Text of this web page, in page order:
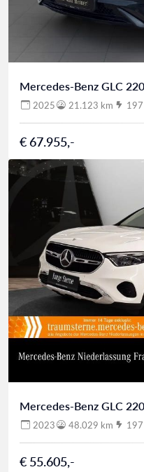
Mercedes-Benz GLC 220
2025 21.123 km
€ 67.955,-
Mercedes-Benz GLC 220
2023 48.029 km
€ 55.605,-